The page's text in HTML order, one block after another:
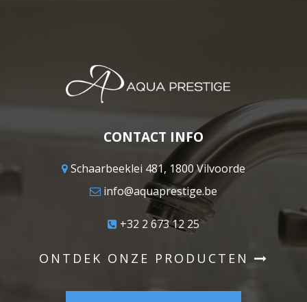
CONTACT INFO
Schaarbeeklei 481, 1800 Vilvoorde
info@aquaprestige.be
+32 2 673 12 25
ONTDEK ONZE PRODUCTEN